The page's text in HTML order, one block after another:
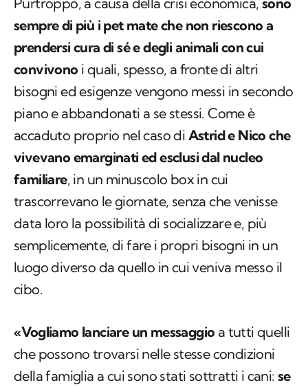
Purtroppo, a causa della crisi economica,sono
sempre di più i pet mate che non riescono a
prendersi cura di sé e degli animali con cui
convivono i quali, spesso, a fronte di altri
bisogni ed esigenze vengono messi in secondo
piano e abbandonati a se stessi. Come è
accaduto proprio nel caso diAstrid e Nico che
vivevano emarginati ed esclusi dal nucleo
familiare, in un minuscolo box in cui
trascorrevano le giornate, senza che venisse
data loro la possibilità di socializzare e, più
semplicemente, di fare i propri bisogni in un
luogo diverso da quello in cui veniva messo il
«Vogliamo lanciare un messaggioa tutti quelli
che possono trovarsi nelle stesse condizioni